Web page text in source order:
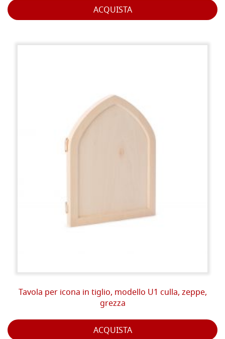
ACQUISTA
Tavola per icona in tiglio, modello U1 culla, zeppe,
grezza
ACQUISTA